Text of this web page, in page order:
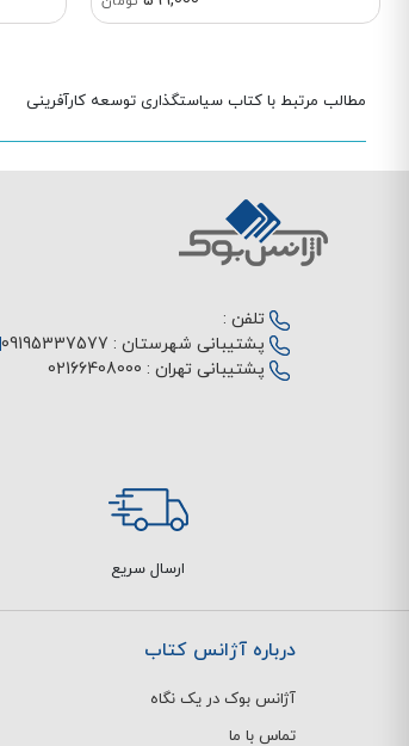
مطالب مرتبط با کتاب سیاستگذاری توسعه کارآفرینی
تلفن :
پشتیبانی شهرستان : 09195337577
پشتیبانی تهران : 02166408000
ارسال سریع
درباره آژانس کتاب
آژانس بوک در یک نگاه
تماس با ما